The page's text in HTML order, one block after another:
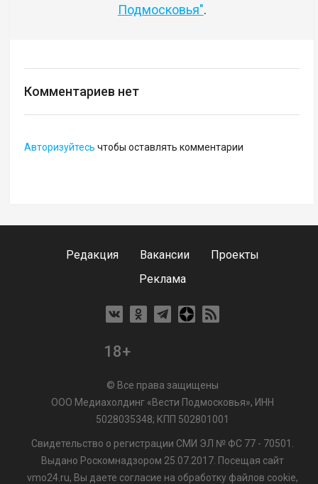
Подмосковья".
Комментариев нет
Авторизуйтесь чтобы оставлять комментарии
Редакция Вакансии
Проекты
Реклама
18+
© Все права защищены
ООО Медиахолдинг «Вести Подмосковья», ИНН
5028035348; КПП 502801001
Свидетельство о регистрации СМИ ЭЛ № ФС 77 - 70501.
Выдано Роскомнадзором 25.07.2017. Посещая сайт
vmo24.ru, Вы даете согласие на обработку файлов cookie,